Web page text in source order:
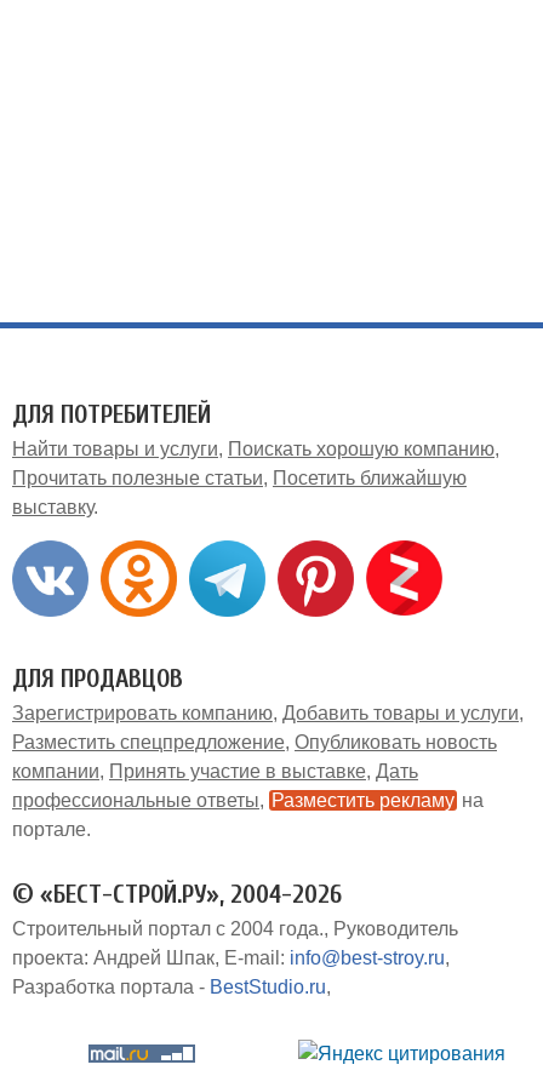
ДЛЯ ПОТРЕБИТЕЛЕЙ
Найти товары и услуги
Поискать хорошую компанию
Прочитать полезные статьи
Посетить ближайшую
выставку
ДЛЯ ПРОДАВЦОВ
Зарегистрировать компанию Добавить товары и услуги
Разместить спецпредложение Опубликовать новость
компании
Принять участие в выставке Дать
профессиональные ответы
Разместить рекламу на
портале
© «БЕСТ-СТРОЙ.РУ», 2004-2026
Строительный портал с 2004 года.
Руководитель
проекта: Андрей Шпак E-mail: info@best-stroy.ru
Разработка портала - BestStudio.ru